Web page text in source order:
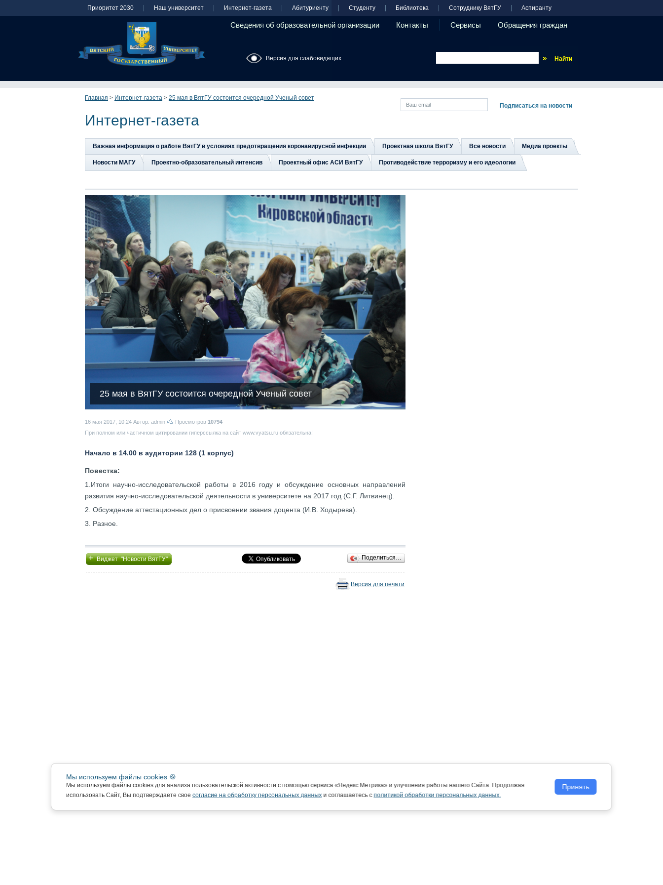
Приоритет 2030 Наш университет Интернет-газета Абитуриенту Студенту Библиотека Сотруднику ВятГУ Аспиранту
Сведения об образовательной организации Контакты Сервисы Обращения граждан
Версия для слабовидящих
Главная > Интернет-газета > 25 мая в ВятГУ состоится очередной Ученый совет
Интернет-газета
Важная информация о работе ВятГУ в условиях предотвращения коронавирусной инфекции Проектная школа ВятГУ Все новости Медиа проекты
Новости МАГУ Проектно-образовательный интенсив Проектный офис АСИ ВятГУ Противодействие терроризму и его идеологии
25 мая в ВятГУ состоится очередной Ученый совет
16 мая 2017, 10:24 Автор: admin Просмотров 10794
При полном или частичном цитировании гиперссылка на сайт www.vyatsu.ru обязательна!
Начало в 14.00 в аудитории 128 (1 корпус)
Повестка:
1.Итоги научно-исследовательской работы в 2016 году и обсуждение основных направлений
развития научно-исследовательской деятельности в университете на 2017 год (С.Г. Литвинец).
2. Обсуждение аттестационных дел о присвоении звания доцента (И.В. Ходырева).
3. Разное.
+Виджет "Новости ВятГУ" Поделиться…
Версия для печати
Мы используем файлы cookies 🍪
Мы используем файлы cookies для анализа пользовательской активности с помощью сервиса «Яндекс Метрика» и улучшения работы нашего Сайта. Продолжая
использовать Сайт, Вы подтверждаете своесогласие на обработку персональных данныхи соглашаетесь сполитикой обработки персональных данных.
Принять